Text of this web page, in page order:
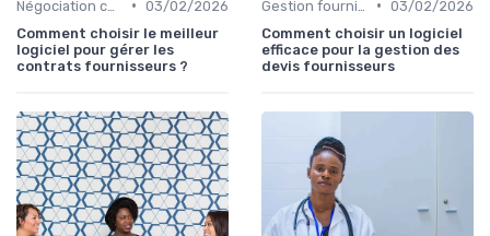
• 03/02/2026
Comment choisir le meilleur
logiciel pour gérer les
contrats fournisseurs ?
• 03/02/2026
Comment choisir un logiciel
efficace pour la gestion des
devis fournisseurs